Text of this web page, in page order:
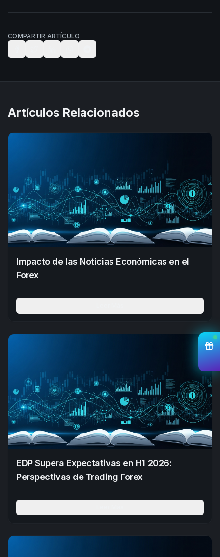
COMPARTIR ARTÍCULO
Artículos Relacionados
Impacto de las Noticias Económicas en el
Forex
EDP Supera Expectativas en H1 2026:
Perspectivas de Trading Forex